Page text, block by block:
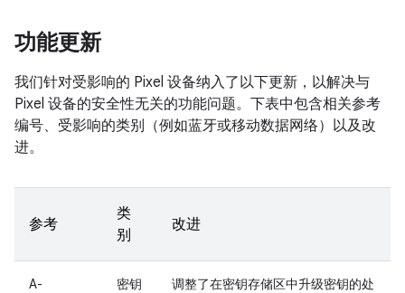
功能更新
我们针对受影响的 Pixel 设备纳入了以下更新，以解决与
Pixel 设备的安全性无关的功能问题。下表中包含相关参考
编号、受影响的类别（例如蓝牙或移动数据网络）以及改
进。
参考
类
别
改进
A-
密钥
调整了在密钥存储区中升级密钥的处